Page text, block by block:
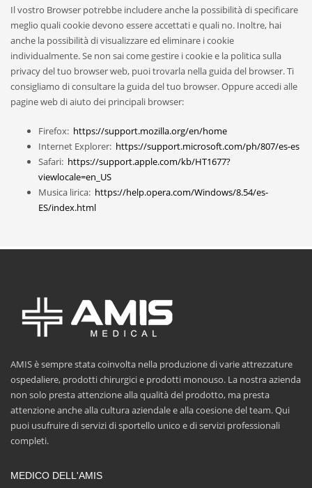
Il vostro Browser potrebbe includere anche la possibilità di specificare
meglio quali cookie devono essere accettati e quali no. Inoltre, hai
anche la possibilità di visualizzare ed eliminare i cookie
individualmente. Se non sai come gestire i cookie e la politica sulla
privacy del tuo browser web, puoi trovarla nella guida del browser. Ti
consigliamo di consultare la guida del tuo browser. Oppure accedi alle
pagine web di aiuto dei principali browser:
Firefox: https://support.mozilla.org/en/home
Internet Explorer: https://support.microsoft.com/ph/807/es-es
Safari: https://support.apple.com/kb/HT1677?
viewlocale=en_US
Musica lirica: https://help.opera.com/Windows/8.54/es-
ES/index.html
AMIS è sempre stata coinvolta nella produzione di varie attrezzature
ospedaliere, prodotti chirurgici e prodotti monouso. La nostra azienda
non solo presta attenzione alla qualità del prodotto, ma presta
attenzione anche alla cultura aziendale e alla coesione del team. Qui
puoi usufruire di servizi di sportello unico e di servizi professionali
completi.
MEDICO DELL'AMIS